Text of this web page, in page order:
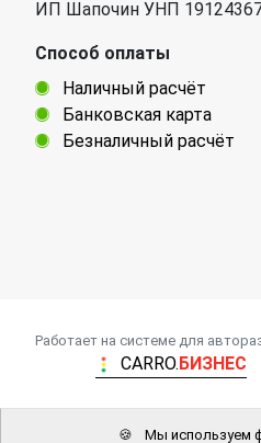
ИП Шапочин УНП
Способ оплаты
Наличный расчёт
Банковская карта
Безналичный расчёт
Работает на системе для
CARRO.БИЗНЕС
🍪 Мы используем